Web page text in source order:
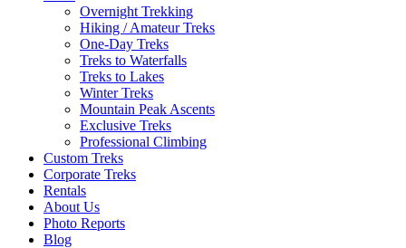
Overnight Trekking
Hiking / Amateur Treks
One-Day Treks
Treks to Waterfalls
Treks to Lakes
Winter Treks
Mountain Peak Ascents
Exclusive Treks
Professional Climbing
Custom Treks
Corporate Treks
Rentals
About Us
Photo Reports
Blog